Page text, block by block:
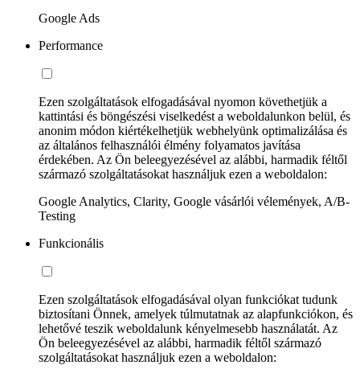
Google Ads
Performance
Ezen szolgáltatások elfogadásával nyomon követhetjük a
kattintási és böngészési viselkedést a weboldalunkon belül, és
anonim módon kiértékelhetjük webhelyünk optimalizálása és
az általános felhasználói élmény folyamatos javítása
érdekében. Az Ön beleegyezésével az alábbi, harmadik féltől
származó szolgáltatásokat használjuk ezen a weboldalon:
Google Analytics, Clarity, Google vásárlói vélemények, A/B-
Testing
Funkcionális
Ezen szolgáltatások elfogadásával olyan funkciókat tudunk
biztosítani Önnek, amelyek túlmutatnak az alapfunkciókon, és
lehetővé teszik weboldalunk kényelmesebb használatát. Az
Ön beleegyezésével az alábbi, harmadik féltől származó
szolgáltatásokat használjuk ezen a weboldalon: